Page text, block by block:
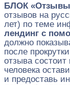
БЛОК
отзывов на
лет) по теме
лендинг с
должно
после
отзыва
человека
и предоставь